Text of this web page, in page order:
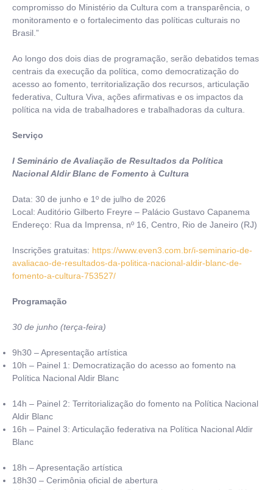
compromisso do Ministério da Cultura com a transparência, o
monitoramento e o fortalecimento das políticas culturais no
Brasil.”
Ao longo dos dois dias de programação, serão debatidos temas
centrais da execução da política, como democratização do
acesso ao fomento, territorialização dos recursos, articulação
federativa, Cultura Viva, ações afirmativas e os impactos da
política na vida de trabalhadores e trabalhadoras da cultura.
Serviço
I Seminário de Avaliação de Resultados da Política
Nacional Aldir Blanc de Fomento à Cultura
Data: 30 de junho e 1º de julho de 2026
Local: Auditório Gilberto Freyre – Palácio Gustavo Capanema
Endereço: Rua da Imprensa, nº 16, Centro, Rio de Janeiro (RJ)
Inscrições gratuitas: https://www.even3.com.br/i-seminario-de-
avaliacao-de-resultados-da-politica-nacional-aldir-blanc-de-
fomento-a-cultura-753527/
Programação
30 de junho (terça-feira)
9h30 – Apresentação artística
10h – Painel 1: Democratização do acesso ao fomento na
Política Nacional Aldir Blanc
14h – Painel 2: Territorialização do fomento na Política Nacional
Aldir Blanc
16h – Painel 3: Articulação federativa na Política Nacional Aldir
Blanc
18h – Apresentação artística
18h30 – Cerimônia oficial de abertura